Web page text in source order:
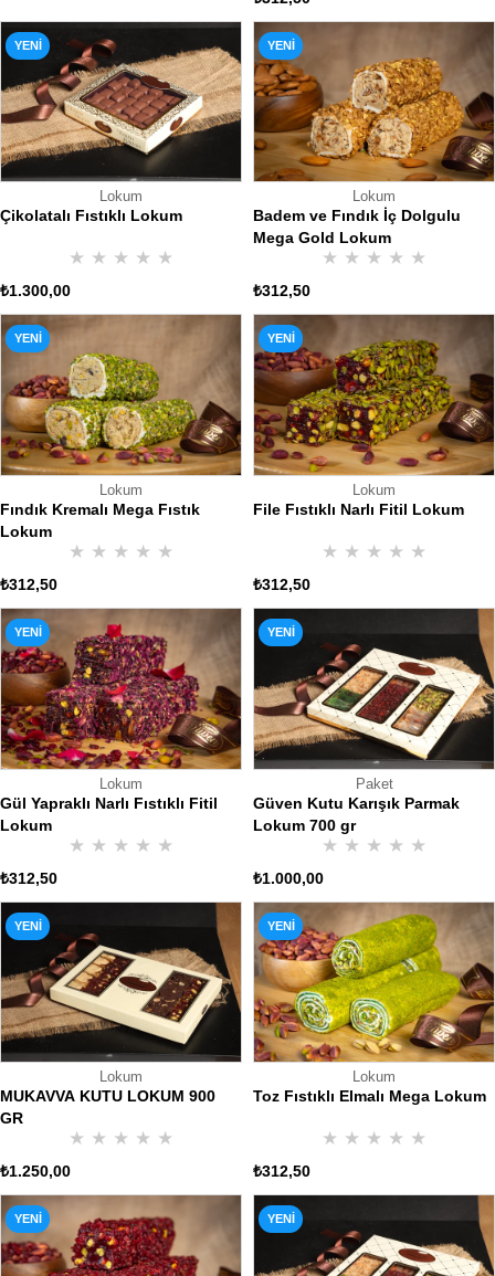
Lokum
Çikolatalı Fıstıklı Lokum
★ ★ ★ ★ ★
₺1.300,00
YENI
Lokum
Badem ve Fındık İç Dolgulu
Mega Gold Lokum
★ ★ ★ ★ ★
₺312,50
YENI
ÜRÜN
Lokum
Fındık Kremalı Mega Fıstık
Lokum
★ ★ ★ ★ ★
₺312,50
YENI
Lokum
File Fıstıklı Narlı Fitil Lokum
★ ★ ★ ★ ★
₺312,50
YENI
ÜRÜN
Lokum
Gül Yapraklı Narlı Fıstıklı Fitil
Lokum
★ ★ ★ ★ ★
₺312,50
YENI
ÜRÜN
Paket
Güven Kutu Karışık Parmak
Lokum 700 gr
★ ★ ★ ★ ★
₺1.000,00
YENI
Lokum
MUKAVVA KUTU LOKUM 900
GR
★ ★ ★ ★ ★
₺1.250,00
YENI
Lokum
Toz Fıstıklı Elmalı Mega Lokum
★ ★ ★ ★ ★
₺312,50
YENI
ÜRÜN
YENI
ÜRÜN
YENI